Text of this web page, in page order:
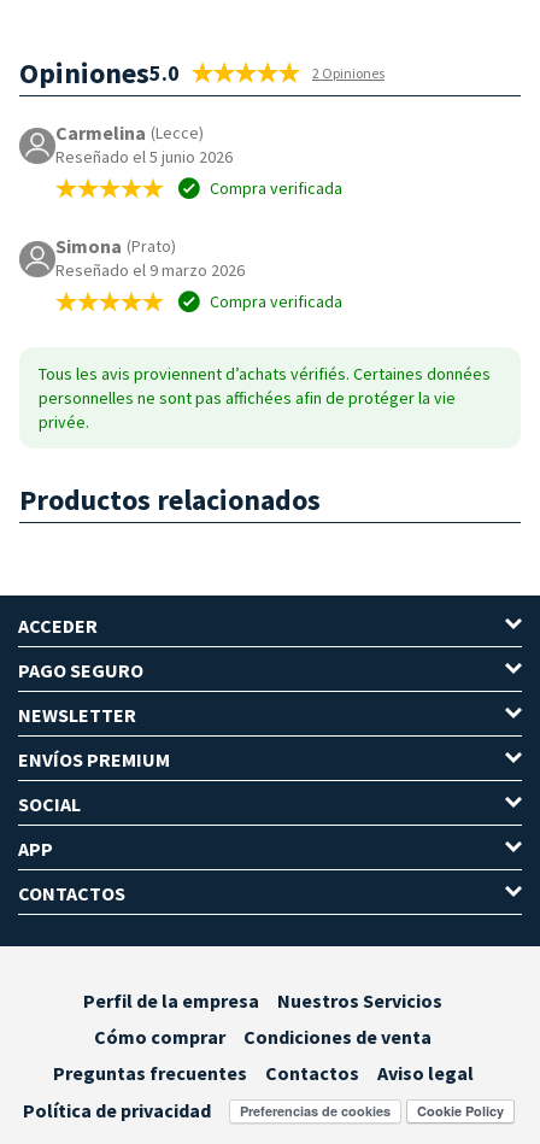
Opiniones5.0 2 Opiniones
Carmelina (Lecce)
Reseñado el 5 junio 2026
Compra verificada
Simona (Prato)
Reseñado el 9 marzo 2026
Compra verificada
Tous les avis proviennent d’achats vérifiés. Certaines données
personnelles ne sont pas affichées afin de protéger la vie
privée.
Productos relacionados
ACCEDER
PAGO SEGURO
NEWSLETTER
ENVÍOS PREMIUM
SOCIAL
APP
CONTACTOS
Perfil de la empresa
Nuestros Servicios
Cómo comprar
Condiciones de venta
Preguntas frecuentes
Contactos
Aviso legal
Política de privacidad
Preferencias de cookies